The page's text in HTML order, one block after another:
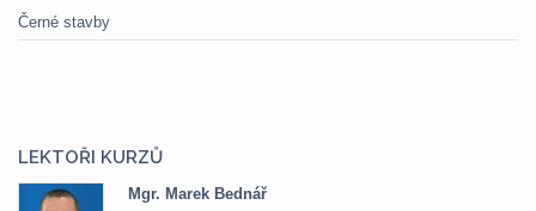
Černé stavby
LEKTOŘI KURZŮ
Mgr. Marek Bednář